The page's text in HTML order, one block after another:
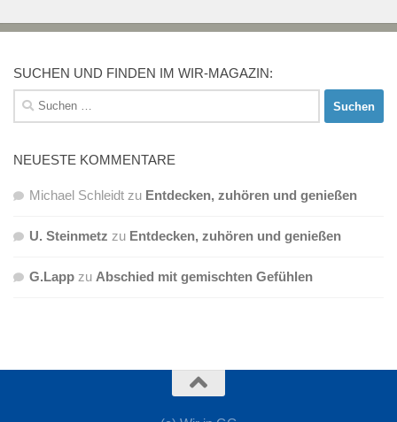
SUCHEN UND FINDEN IM WIR-MAGAZIN:
Suchen
nach:
NEUESTE KOMMENTARE
Michael Schleidt zu Entdecken, zuhören und genießen
U. Steinmetz zu Entdecken, zuhören und genießen
G.Lapp zu Abschied mit gemischten Gefühlen